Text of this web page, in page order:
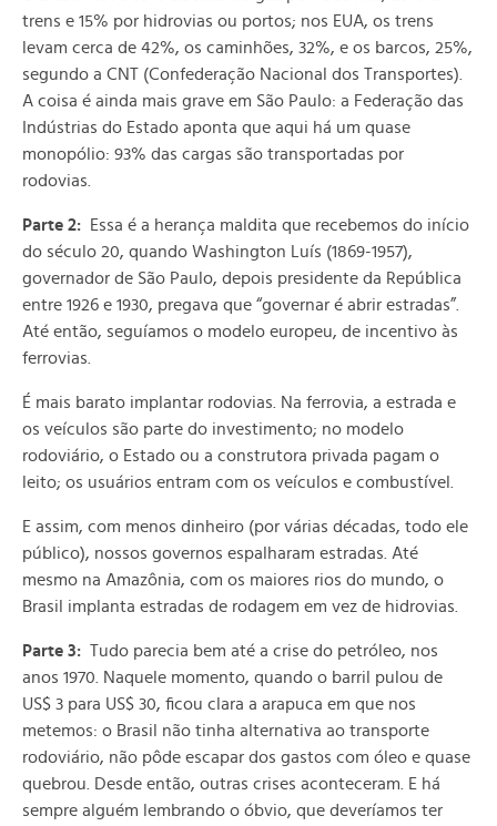
trens e 15% por hidrovias ou portos; nos EUA, os trens
levam cerca de 42%, os caminhões, 32%, e os barcos, 25%,
segundo a CNT (Confederação Nacional dos Transportes).
A coisa é ainda mais grave em São Paulo: a Federação das
Indústrias do Estado aponta que aqui há um quase
monopólio: 93% das cargas são transportadas por
rodovias.
Parte 2: Essa é a herança maldita que recebemos do início
do século 20, quando Washington Luís (1869-1957),
governador de São Paulo, depois presidente da República
entre 1926 e 1930, pregava que “governar é abrir estradas”.
Até então, seguíamos o modelo europeu, de incentivo às
ferrovias.
É mais barato implantar rodovias. Na ferrovia, a estrada e
os veículos são parte do investimento; no modelo
rodoviário, o Estado ou a construtora privada pagam o
leito; os usuários entram com os veículos e combustível.
E assim, com menos dinheiro (por várias décadas, todo ele
público), nossos governos espalharam estradas. Até
mesmo na Amazônia, com os maiores rios do mundo, o
Brasil implanta estradas de rodagem em vez de hidrovias.
Parte 3: Tudo parecia bem até a crise do petróleo, nos
anos 1970. Naquele momento, quando o barril pulou de
US$ 3 para US$ 30, ficou clara a arapuca em que nos
metemos: o Brasil não tinha alternativa ao transporte
rodoviário, não pôde escapar dos gastos com óleo e quase
quebrou. Desde então, outras crises aconteceram. E há
sempre alguém lembrando o óbvio, que deveríamos ter